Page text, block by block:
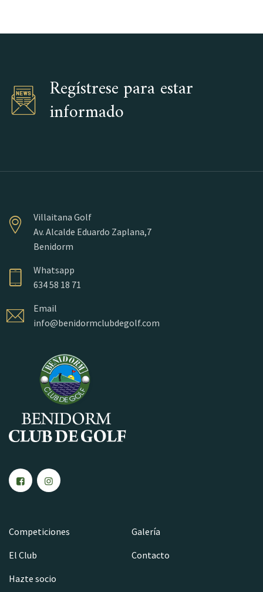
Regístrese para estar
informado
Villaitana Golf
Av. Alcalde Eduardo Zaplana,7
Benidorm
Whatsapp
634 58 18 71
Email
info@benidormclubdegolf.com
Competiciones
Galería
El Club
Contacto
Hazte socio